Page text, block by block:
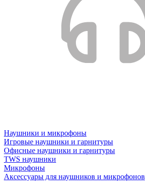
Наушники и микрофоны
Игровые наушники и гарнитуры
Офисные наушники и гарнитуры
TWS наушники
Микрофоны
Аксессуары для наушников и микрофонов